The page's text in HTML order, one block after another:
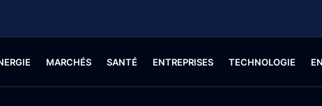
MARCHÉS SANTÉ ENTREPRISES TECHNOLOGIE